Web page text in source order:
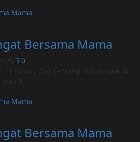
Mama
Bersama Mama
0
tahun. Aku seorang mahasiswa di
A...
Mama
Bersama Mama